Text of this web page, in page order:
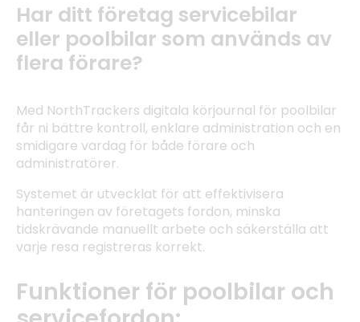
Har ditt företag servicebilar
eller poolbilar som används av
flera förare?
Med NorthTrackers digitala körjournal för poolbilar
får ni bättre kontroll, enklare administration och en
smidigare vardag för både förare och
administratörer.
Systemet är utvecklat för att effektivisera
hanteringen av företagets fordon, minska
tidskrävande manuellt arbete och säkerställa att
varje resa registreras korrekt.
Funktioner för poolbilar och